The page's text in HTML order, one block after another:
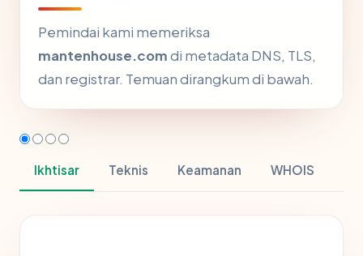
Pemindai kami memeriksa
mantenhouse.comdi metadata DNS, TLS,
dan registrar. Temuan dirangkum di bawah.
Ikhtisar Teknis Keamanan WHOIS